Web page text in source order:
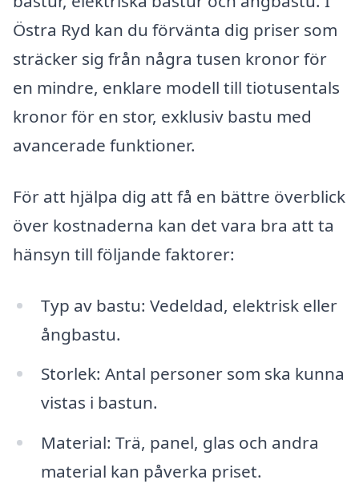
Östra Ryd kan du förvänta dig priser som
sträcker sig från några tusen kronor för
en mindre, enklare modell till tiotusentals
kronor för en stor, exklusiv bastu med
avancerade funktioner.
För att hjälpa dig att få en bättre överblick
över kostnaderna kan det vara bra att ta
hänsyn till följande faktorer:
Typ av bastu: Vedeldad, elektrisk eller
ångbastu.
Storlek: Antal personer som ska kunna
vistas i bastun.
Material: Trä, panel, glas och andra
material kan påverka priset.